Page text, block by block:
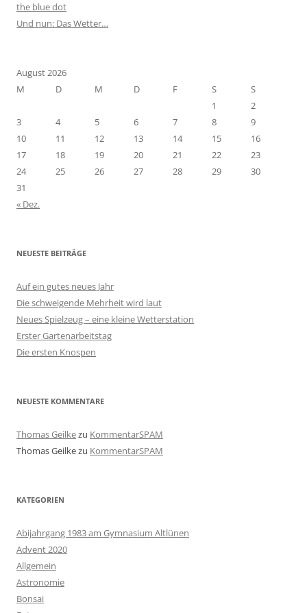
the blue dot
Und nun: Das Wetter…
August 2026
M
D M D F S
S
1
2
3
4 5 6 7 8
9
10
11 12 13 14 15
16
17
18 19 20 21 22
23
24
25 26 27 28 29
30
31
« Dez.
NEUESTE BEITRÄGE
Auf ein gutes neues Jahr
Die schweigende Mehrheit wird laut
Neues Spielzeug – eine kleine Wetterstation
Erster Gartenarbeitstag
Die ersten Knospen
NEUESTE KOMMENTARE
Thomas Geilkezu KommentarSPAM
Thomas Geilkezu KommentarSPAM
KATEGORIEN
Abijahrgang 1983 am Gymnasium Altlünen
Advent 2020
Allgemein
Astronomie
Bonsai